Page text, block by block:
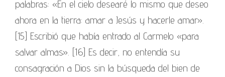
palabras: «En el cielo desearé lo mismo que deseo
ahora en la tierra: amar a Jesús y hacerle amar».
[15] Escribió que había entrado al Carmelo «para
salvar almas». [16] Es decir, no entendía su
consagración a Dios sin la búsqueda del bien de